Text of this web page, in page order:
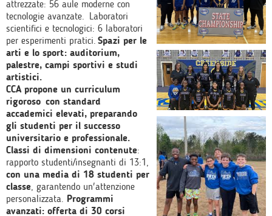
attrezzate: 56 aule moderne con
tecnologie avanzate. Laboratori
scientifici e tecnologici: 6 laboratori
per esperimenti pratici. Spazi per le
arti e lo sport: auditorium,
palestre, campi sportivi e studi
artistici.
CCA propone un curriculum
rigoroso con standard
accademici elevati, preparando
gli studenti per il successo
universitario e professionale.
Classi di dimensioni contenute:
rapporto studenti/insegnanti di 13:1,
con una media di 18 studenti per
classe, garantendo un'attenzione
personalizzata. Programmi
avanzati: offerta di 30 corsi